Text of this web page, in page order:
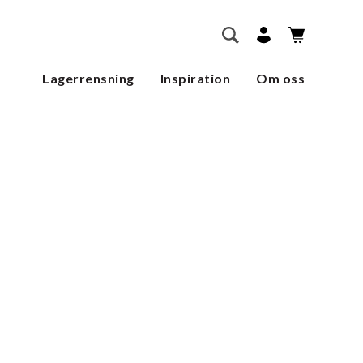
        SÖK
Lagerrensning Inspiration Om oss